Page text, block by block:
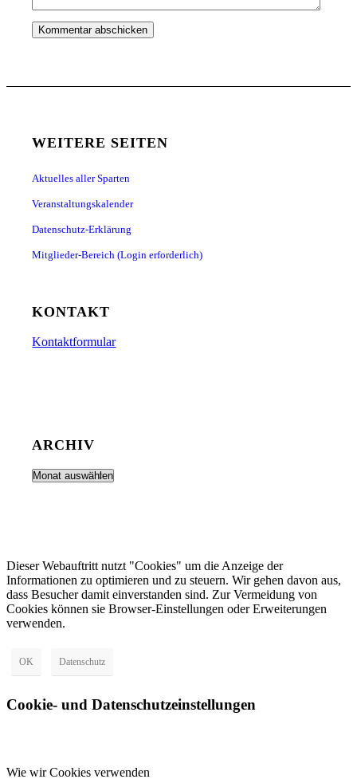
WEITERE SEITEN
Aktuelles aller Sparten
Veranstaltungskalender
Datenschutz-Erklärung
Mitglieder-Bereich (Login erforderlich)
KONTAKT
Kontaktformular
ARCHIV
Dieser Webauftritt nutzt "Cookies" um die Anzeige der
Informationen zu optimieren und zu steuern. Wir gehen davon aus,
dass Besucher damit einverstanden sind. Zur Vermeidung von
Cookies können sie Browser-Einstellungen oder Erweiterungen
verwenden.
OK Datenschutz
Cookie- und Datenschutzeinstellungen
Wie wir Cookies verwenden